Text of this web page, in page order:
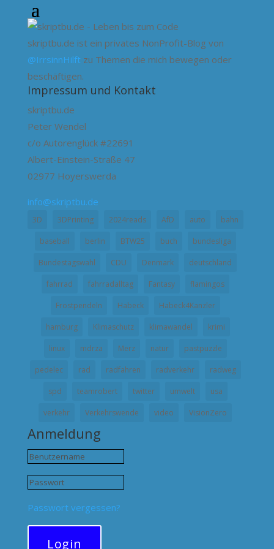
skriptbu.de ist ein privates NonProfit-Blog von
@IrrsinnHilftzu Themen die mich bewegen oder
beschäftigen.
Impressum und Kontakt
skriptbu.de
Peter Wendel
c/o Autorenglück #22691
Albert-Einstein-Straße 47
02977 Hoyerswerda
info@skriptbu.de
3D 3DPrinting 2024reads AfD auto bahn
baseball berlin BTW25 buch bundesliga
Bundestagswahl CDU Denmark deutschland
fahrrad fahrradalltag Fantasy flamingos
Frostpendeln Habeck Habeck4Kanzler
hamburg Klimaschutz klimawandel krimi
linux mdrza Merz natur pastpuzzle
pedelec rad radfahren radverkehr radweg
spd teamrobert twitter umwelt usa
verkehr Verkehrswende video VisionZero
Anmeldung
Passwort vergessen?
Login